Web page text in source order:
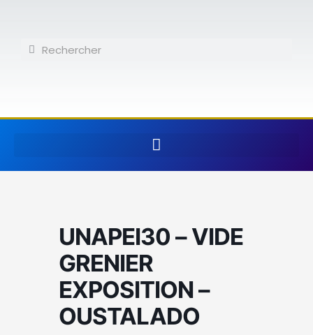
contenuRechercher
Rechercher
UNAPEI30 – VIDE
GRENIER
EXPOSITION –
OUSTALADO